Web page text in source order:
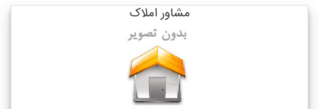
مشاور املاک